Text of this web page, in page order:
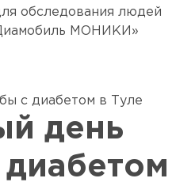
обследования людей
МОНИКИ»
день